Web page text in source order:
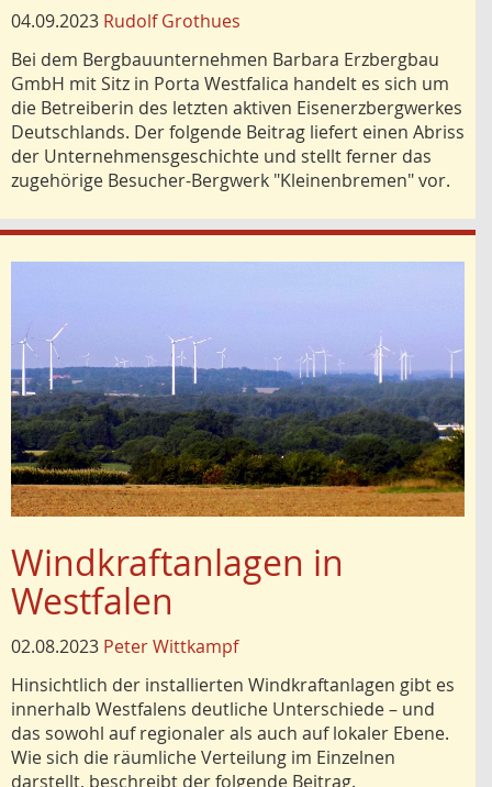
04.09.2023 Rudolf Grothues
Bei dem Bergbauunternehmen Barbara Erzbergbau
GmbH mit Sitz in Porta Westfalica handelt es sich um
die Betreiberin des letzten aktiven Eisenerzbergwerkes
Deutschlands. Der folgende Beitrag liefert einen Abriss
der Unternehmensgeschichte und stellt ferner das
zugehörige Besucher-Bergwerk "Kleinenbremen" vor.
Windkraftanlagen in
Westfalen
02.08.2023 Peter Wittkampf
Hinsichtlich der installierten Windkraftanlagen gibt es
innerhalb Westfalens deutliche Unterschiede – und
das sowohl auf regionaler als auch auf lokaler Ebene.
Wie sich die räumliche Verteilung im Einzelnen
darstellt, beschreibt der folgende Beitrag.